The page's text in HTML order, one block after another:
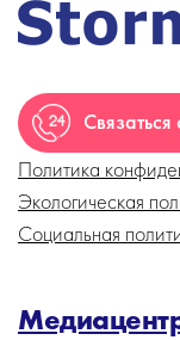
Политика
Экологическая
Социальная